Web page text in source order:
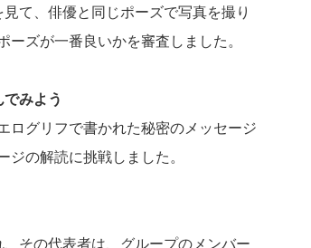
て、俳優と同じポーズで写真を撮り
ズが一番良いかを審査しました。
みよう
ログリフで書かれた秘密のメッセージ
の解読に挑戦しました。
その代表者は、グループのメンバー